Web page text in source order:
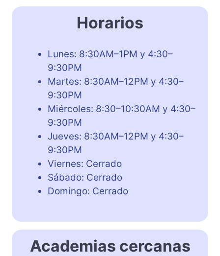
Horarios
Lunes: 8:30AM–1PM y 4:30–
9:30PM
Martes: 8:30AM–12PM y 4:30–
9:30PM
Miércoles: 8:30–10:30AM y 4:30–
9:30PM
Jueves: 8:30AM–12PM y 4:30–
9:30PM
Viernes: Cerrado
Sábado: Cerrado
Domingo: Cerrado
Academias cercanas